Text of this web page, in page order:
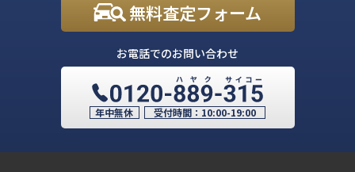
無料査定フォーム
お電話でのお問い合わせ
年中無休 受付時間： 10:00-19:00